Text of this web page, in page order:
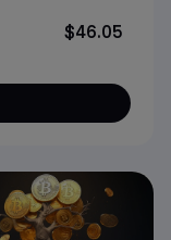
$46.05